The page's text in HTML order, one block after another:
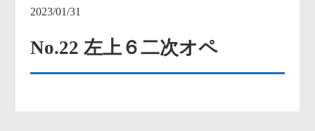
2023/01/31
No.22 左上６二次オペ